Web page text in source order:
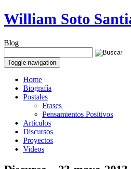
William Soto
Blog
Toggle navigation
Home
Biografía
Postales
Frases
Pensamientos Positivos
Artículos
Discursos
Proyectos
Videos